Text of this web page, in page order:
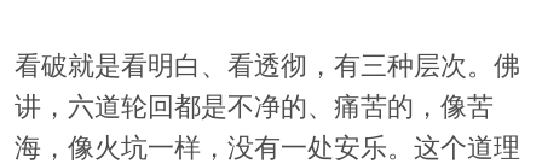
看破就是看明白、看透彻，有三种层次。佛
讲，六道轮回都是不净的、痛苦的，像苦
海，像火坑一样，没有一处安乐。这个道理